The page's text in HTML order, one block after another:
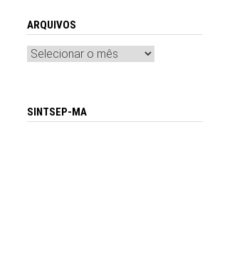
ARQUIVOS
Arquivos
SINTSEP-MA